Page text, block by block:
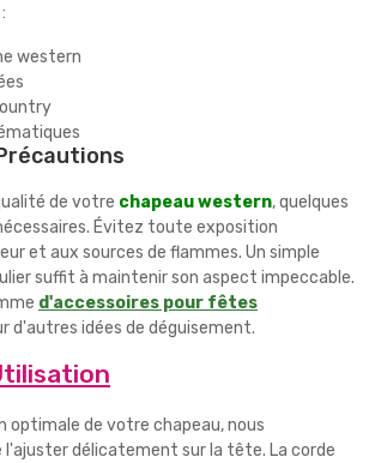
western
de votre chapeau western, quelques
Évitez toute exposition
et aux sources de flammes. Un simple
suffit à maintenir son aspect impeccable.
d'accessoires pour fêtes
d'autres idées de déguisement.
optimale de votre chapeau, nous
l'ajuster délicatement sur la tête. La corde